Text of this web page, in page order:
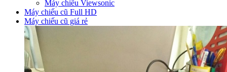
Máy chiếu Viewsonic
Máy chiếu cũ Full HD
Máy chiếu cũ giá rẻ